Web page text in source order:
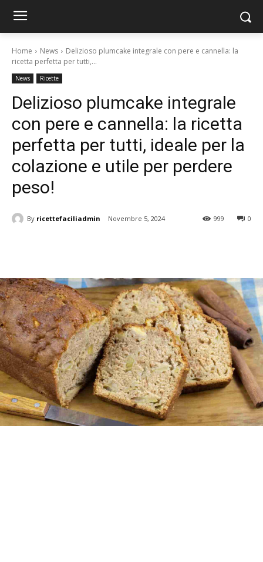
Home News
Delizioso plumcake integrale con pere e cannella: la
ricetta perfetta per tutti,...
News Ricette
Delizioso plumcake integrale
con pere e cannella: la ricetta
perfetta per tutti, ideale per la
colazione e utile per perdere
peso!
By ricettefaciliadmin Novembre 5, 2024 0
999